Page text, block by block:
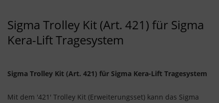
Sigma Trolley Kit (Art. 421) für Sigma
Kera-Lift Tragesystem
Sigma Trolley Kit (Art. 421) für Sigma Kera-Lift Tragesystem
Mit dem '421' Trolley Kit (Erweiterungsset) kann das Sigma